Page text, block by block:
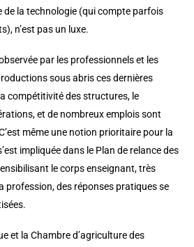
de la technologie (qui compte parfois
n’est pas un luxe.
par les professionnels et les
sous abris ces dernières
compétitivité des structures, le
et de nombreux emplois sont
même une notion prioritaire pour la
impliquée dans le Plan de relance des
le corps enseignant, très
profession, des réponses pratiques se
et la Chambre d’agriculture des